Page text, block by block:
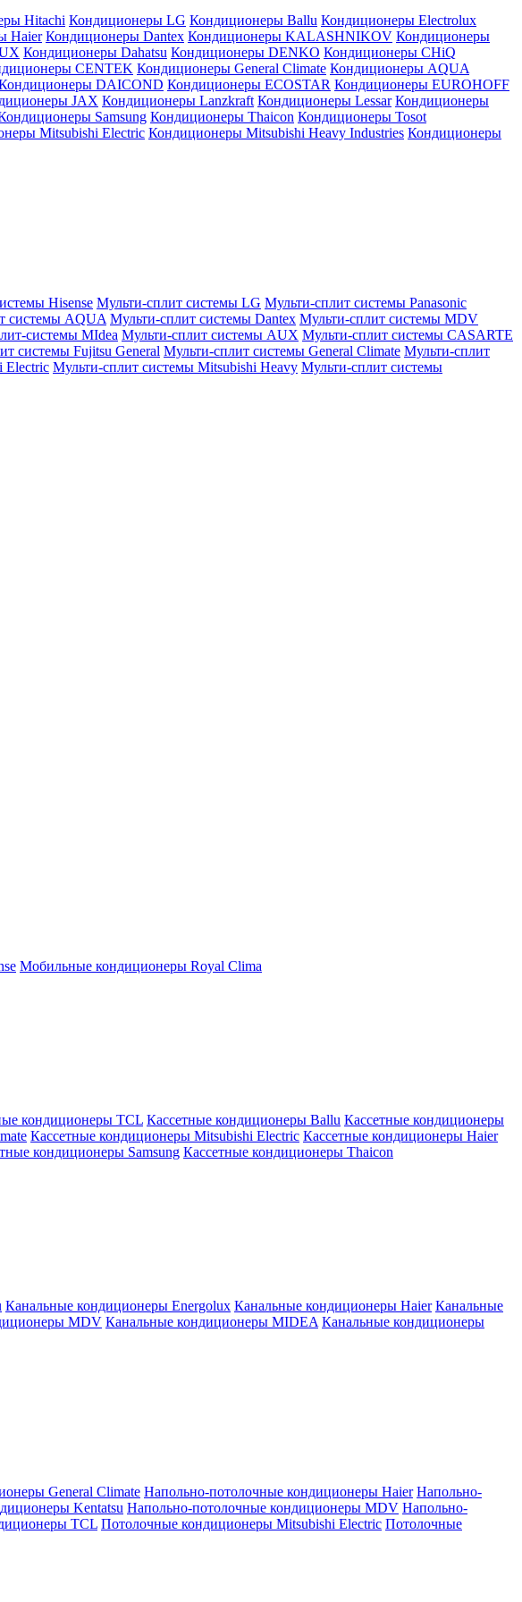
Hitachi Кондиционеры LG Кондиционеры Ballu Кондиционеры Electrolux
Haier Кондиционеры Dantex Кондиционеры KALASHNIKOV Кондиционеры
Кондиционеры Dahatsu Кондиционеры DENKO Кондиционеры CHiQ
CENTEK Кондиционеры General Climate Кондиционеры AQUA
DAICOND Кондиционеры ECOSTAR Кондиционеры EUROHOFF
JAX Кондиционеры Lanzkraft Кондиционеры Lessar Кондиционеры
Samsung Кондиционеры Thaicon Кондиционеры Tosot
Mitsubishi Electric Кондиционеры Mitsubishi Heavy Industries Кондиционеры
Hisense Мульти-сплит системы LG Мульти-сплит системы Panasonic
системы AQUA Мульти-сплит системы Dantex Мульти-сплит системы MDV
системы MIdea Мульти-сплит системы AUX Мульти-сплит системы CASARTE
системы Fujitsu General Мульти-сплит системы General Climate Мульти-сплит
Electric Мульти-сплит системы Mitsubishi Heavy Мульти-сплит системы
Мобильные кондиционеры Royal Clima
кондиционеры TCL Кассетные кондиционеры Ballu Кассетные кондиционеры
Кассетные кондиционеры Mitsubishi Electric Кассетные кондиционеры Haier
кондиционеры Samsung Кассетные кондиционеры Thaicon
Канальные кондиционеры Energolux Канальные кондиционеры Haier Канальные
MDV Канальные кондиционеры MIDEA Канальные кондиционеры
General Climate Напольно-потолочные кондиционеры Haier Напольно-
Kentatsu Напольно-потолочные кондиционеры MDV Напольно-
TCL Потолочные кондиционеры Mitsubishi Electric Потолочные